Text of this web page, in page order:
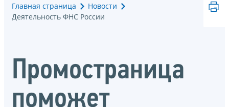
Главная страница
Новости
Деятельность ФНС России
Промостраница
поможет